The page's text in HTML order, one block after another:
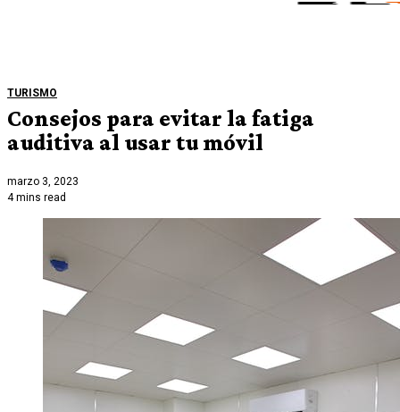
TURISMO
Consejos para evitar la fatiga
auditiva al usar tu móvil
marzo 3, 2023
4 mins read